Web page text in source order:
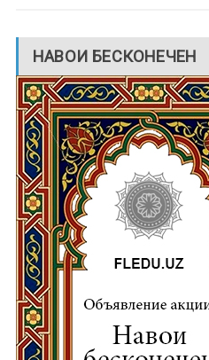
НАВОИ БЕСКОНЕЧЕН